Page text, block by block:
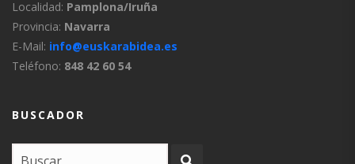
Localidad: Pamplona/Iruña
Provincia: Navarra
E-Mail: info@euskarabidea.es
Teléfono: 848 42 60 54
BUSCADOR